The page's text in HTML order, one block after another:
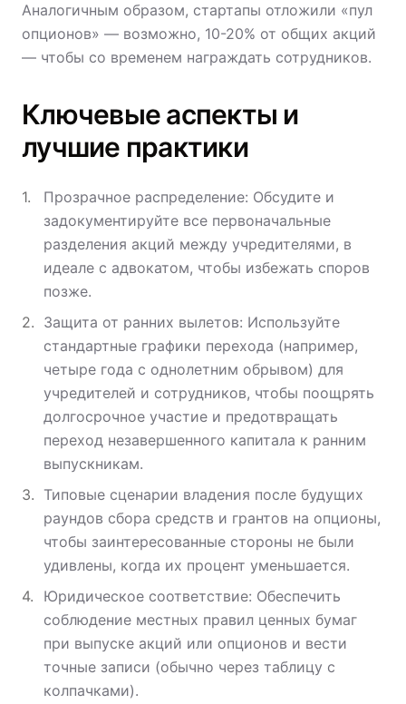
Аналогичным образом, стартапы отложили «пул
опционов» — возможно, 10-20% от общих акций
— чтобы со временем награждать сотрудников.
Ключевые аспекты и
лучшие практики
Прозрачное распределение: Обсудите и
задокументируйте все первоначальные
разделения акций между учредителями, в
идеале с адвокатом, чтобы избежать споров
позже.
Защита от ранних вылетов: Используйте
стандартные графики перехода (например,
четыре года с однолетним обрывом) для
учредителей и сотрудников, чтобы поощрять
долгосрочное участие и предотвращать
переход незавершенного капитала к ранним
выпускникам.
Типовые сценарии владения после будущих
раундов сбора средств и грантов на опционы,
чтобы заинтересованные стороны не были
удивлены, когда их процент уменьшается.
Юридическое соответствие: Обеспечить
соблюдение местных правил ценных бумаг
при выпуске акций или опционов и вести
точные записи (обычно через таблицу с
колпачками).